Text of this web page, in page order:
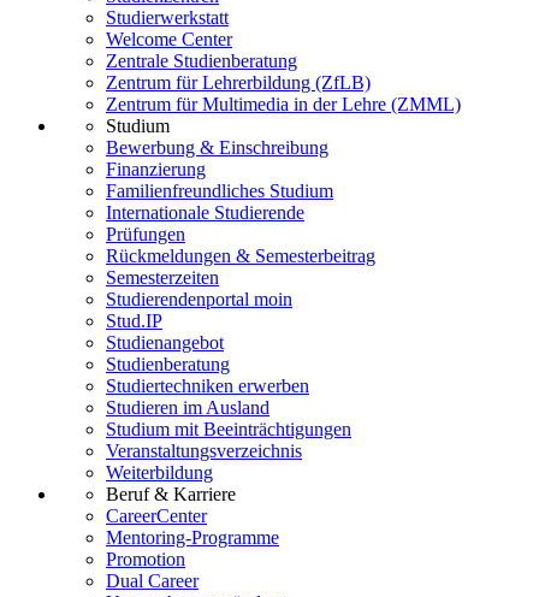
Studierwerkstatt
Welcome Center
Zentrale Studienberatung
Zentrum für Lehrerbildung (ZfLB)
Zentrum für Multimedia in der Lehre (ZMML)
Studium
Bewerbung & Einschreibung
Finanzierung
Familienfreundliches Studium
Internationale Studierende
Prüfungen
Rückmeldungen & Semesterbeitrag
Semesterzeiten
Studierendenportal moin
Stud.IP
Studienangebot
Studienberatung
Studiertechniken erwerben
Studieren im Ausland
Studium mit Beeinträchtigungen
Veranstaltungsverzeichnis
Weiterbildung
Beruf & Karriere
CareerCenter
Mentoring-Programme
Promotion
Dual Career